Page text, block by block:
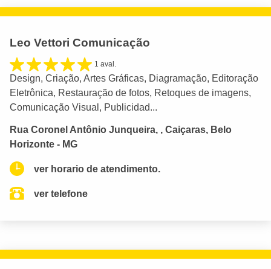
Leo Vettori Comunicação
1 aval.
Design, Criação, Artes Gráficas, Diagramação, Editoração
Eletrônica, Restauração de fotos, Retoques de imagens,
Comunicação Visual, Publicidad...
Rua Coronel Antônio Junqueira, , Caiçaras, Belo
Horizonte - MG
ver horario de atendimento.
ver telefone